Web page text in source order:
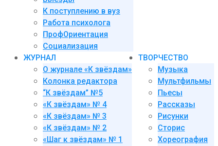
К поступлению в вуз
Работа психолога
ПрофОриентация
Социализация
ЖУРНАЛ
О журнале «К звёздам»
Колонка редактора
“К звёздам” №5
«К звёздам» № 4
«К звёздам» № 3
«К звёздам» № 2
«Шаг к звёздам» № 1
ТВОРЧЕСТВО
Музыка
Мультфильмы
Пьесы
Рассказы
Рисунки
Сторис
Хореография